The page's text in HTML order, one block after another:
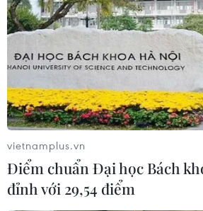
#Rác
Theo dõi VietnamPlus
vietnamplus.vn
Điểm chuẩn Đại học Bách
đỉnh với 29,54 điểm